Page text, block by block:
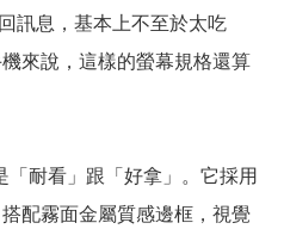
訊息，基本上不至於太吃
來說，這樣的螢幕規格還算
「耐看」跟「好拿」。它採用
配霧面金屬質感邊框，視覺